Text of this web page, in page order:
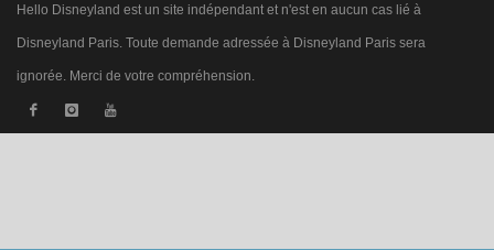
Hello Disneyland est un site indépendant et n'est en aucun cas lié à
Disneyland Paris. Toute demande adressée à Disneyland Paris sera
ignorée. Merci de votre compréhension.